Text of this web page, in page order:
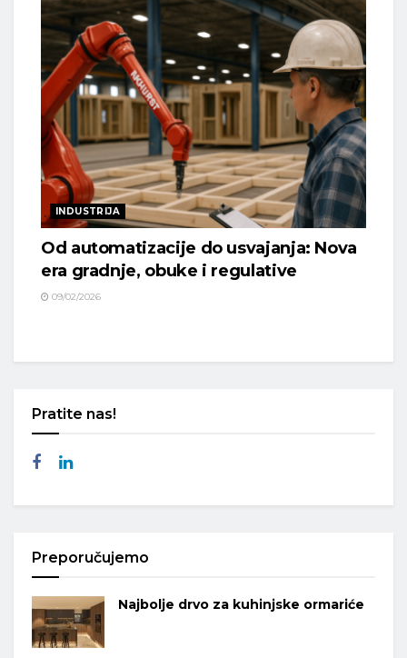
INDUSTRIJA
Od automatizacije do usvajanja: Nova
era gradnje, obuke i regulative
09/02/2026
Pratite nas!
Preporučujemo
Najbolje drvo za kuhinjske ormariće